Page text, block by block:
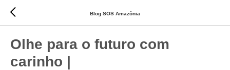
Blog SOS Amazônia
Olhe para o futuro com
carinho |